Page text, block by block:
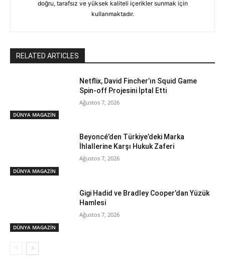
doğru, tarafsız ve yüksek kaliteli içerikler sunmak için
kullanmaktadır.
RELATED ARTICLES
DÜNYA MAGAZİN
Netflix, David Fincher’ın Squid Game
Spin-off Projesini İptal Etti
Ağustos 7, 2026
DÜNYA MAGAZİN
Beyoncé’den Türkiye’deki Marka
İhlallerine Karşı Hukuk Zaferi
Ağustos 7, 2026
DÜNYA MAGAZİN
Gigi Hadid ve Bradley Cooper’dan Yüzük
Hamlesi
Ağustos 7, 2026